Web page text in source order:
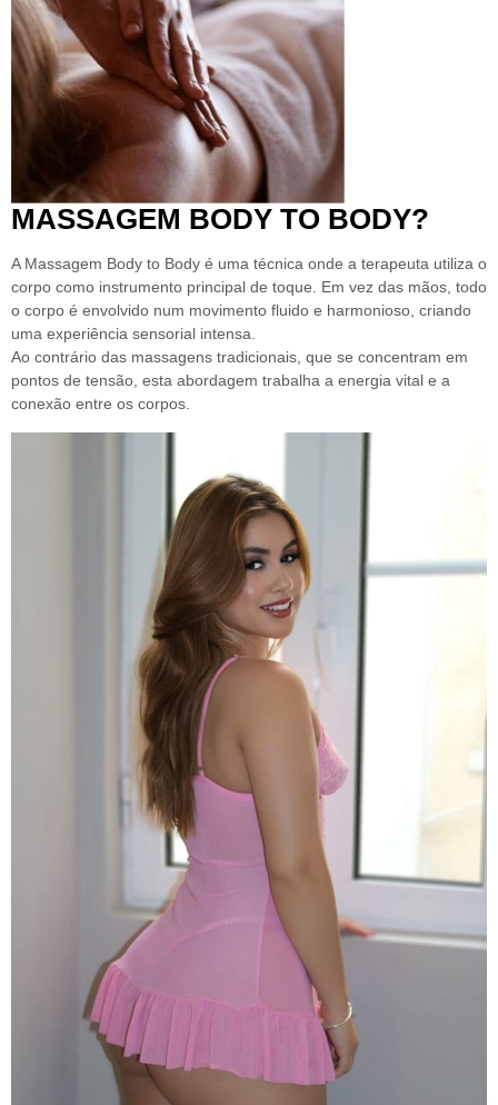
MASSAGEM BODY TO BODY?
A Massagem Body to Body é uma técnica onde a terapeuta utiliza o
corpo como instrumento principal de toque. Em vez das mãos, todo
o corpo é envolvido num movimento fluido e harmonioso , criando
uma experiência sensorial intensa.
Ao contrário das massagens tradicionais, que se concentram em
pontos de tensão, esta abordagem trabalha a energia vital e a
conexão entre os corpos